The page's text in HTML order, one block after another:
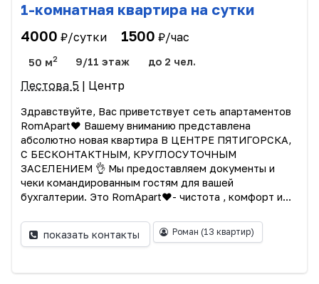
1-комнатная квартира на сутки
4000 ₽/сутки 1500 ₽/час
50 м2 9/11 этаж до 2 чел.
Пестова 5 | Центр
Здравствуйте, Вас приветствует сеть апартаментов
RomApart❤️ Вашему вниманию представлена
абсолютно новая квартира В ЦЕНТРЕ ПЯТИГОРСКА,
С БЕСКОНТАКТНЫМ, КРУГЛОСУТОЧНЫМ
ЗАСЕЛЕНИЕМ 👌 Мы предоставляем документы и
чеки командированным гостям для вашей
бухгалтерии. Это RomApart❤️- чистота , комфорт и...
показать контакты Роман (13 квартир)